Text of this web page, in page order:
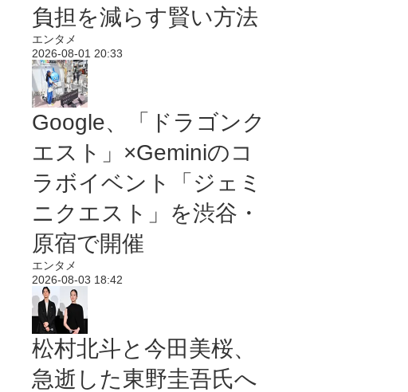
負担を減らす賢い方法
エンタメ
2026-08-01 20:33
Google、「ドラゴンク
エスト」×Geminiのコ
ラボイベント「ジェミ
ニクエスト」を渋谷・
原宿で開催
エンタメ
2026-08-03 18:42
松村北斗と今田美桜、
急逝した東野圭吾氏へ